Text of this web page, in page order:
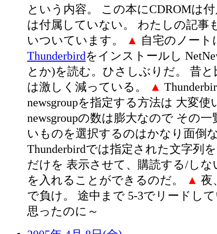
という内容。 この本にCDROMは
は付属していない。 わたしの記事
いついています。
▲ 自宅のノー
Thunderbirdをインストールし
とか)を読む。ひさしぶりだ。 昔
は激しく減っている。
▲
newsgroupを指定する方法は 大変使
newsgroupの数は膨大なので その
いものを選択するのはかなり面倒
Thunderbirdでは指定された文字列を
だけを 表示させて、購読する/し
を入れることができるのだ。
▲ 夜
で負け。 途中まで 5-3でリードし
思ったのに～